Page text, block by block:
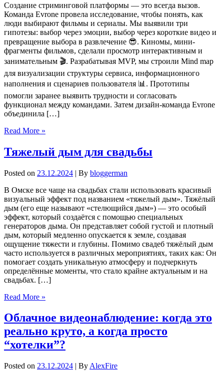
Создание стриминговой платформы — это всегда вызов.
Команда Evrone провела исследование, чтобы понять, как
люди выбирают фильмы и сериалы. Мы выявили три
гипотезы: выбор через эмоции, выбор через короткие видео и
превращение выбора в развлечение 😎. Киномы, мини-
фрагменты фильмов, сделали просмотр интерактивным и
занимательным 🎬. Разрабатывая MVP, мы строили Mind map
для визуализации структуры сервиса, информационного
наполнения и сценариев пользователя 📊. Прототипы
помогли заранее выявить трудности и согласовать
функционал между командами. Затем дизайн-команда Evrone
объединила […]
Read More »
Тяжелый дым для свадьбы
Posted on 23.12.2024 | By bloggerman
В Омске все чаще на свадьбах стали использовать красивый
визуальный эффект под названием «тяжелый дым». Тяжёлый
дым (его еще называют «стелющийся дым») — это особый
эффект, который создаётся с помощью специальных
генераторов дыма. Он представляет собой густой и плотный
дым, который медленно опускается к земле, создавая
ощущение тяжести и глубины. Помимо свадеб тяжёлый дым
часто используется в различных мероприятиях, таких как: Он
помогает создать уникальную атмосферу и подчеркнуть
определённые моменты, что стало крайне актуальным и на
свадьбах. […]
Read More »
Облачное видеонаблюдение: когда это
реально круто, а когда просто
“хотелки”?
Posted on 23.12.2024 | By AlexFire